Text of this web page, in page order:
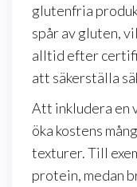
glutenfria
spår av gluten,
alltid efter
att säkerställa
Att inkludera en
öka kostens
texturer. Till
protein, medan